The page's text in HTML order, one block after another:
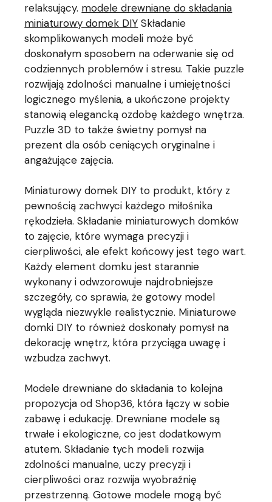
relaksujący. modele drewniane do składania
miniaturowy domek DIY Składanie
skomplikowanych modeli może być
doskonałym sposobem na oderwanie się od
codziennych problemów i stresu. Takie puzzle
rozwijają zdolności manualne i umiejętności
logicznego myślenia, a ukończone projekty
stanowią elegancką ozdobę każdego wnętrza.
Puzzle 3D to także świetny pomysł na
prezent dla osób ceniących oryginalne i
angażujące zajęcia.
Miniaturowy domek DIY to produkt, który z
pewnością zachwyci każdego miłośnika
rękodzieła. Składanie miniaturowych domków
to zajęcie, które wymaga precyzji i
cierpliwości, ale efekt końcowy jest tego wart.
Każdy element domku jest starannie
wykonany i odwzorowuje najdrobniejsze
szczegóły, co sprawia, że gotowy model
wygląda niezwykle realistycznie. Miniaturowe
domki DIY to również doskonały pomysł na
dekorację wnętrz, która przyciąga uwagę i
wzbudza zachwyt.
Modele drewniane do składania to kolejna
propozycja od Shop36, która łączy w sobie
zabawę i edukację. Drewniane modele są
trwałe i ekologiczne, co jest dodatkowym
atutem. Składanie tych modeli rozwija
zdolności manualne, uczy precyzji i
cierpliwości oraz rozwija wyobraźnię
przestrzenną. Gotowe modele mogą być